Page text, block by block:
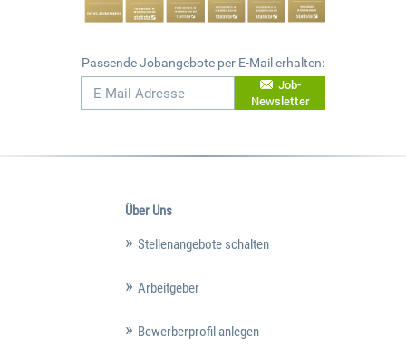
Passende Jobangebote per E-Mail erhalten:
Job-
Newsletter
Über Uns
Stellenangebote schalten
Arbeitgeber
Bewerberprofil anlegen